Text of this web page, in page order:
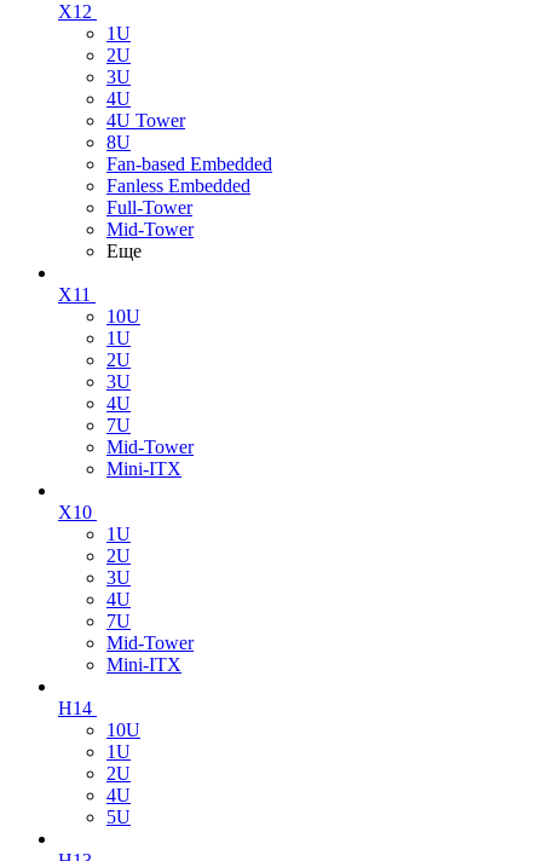
X12
1U
2U
3U
4U
4U Tower
8U
Fan-based Embedded
Fanless Embedded
Full-Tower
Mid-Tower
Еще
X11
10U
1U
2U
3U
4U
7U
Mid-Tower
Mini-ITX
X10
1U
2U
3U
4U
7U
Mid-Tower
Mini-ITX
H14
10U
1U
2U
4U
5U